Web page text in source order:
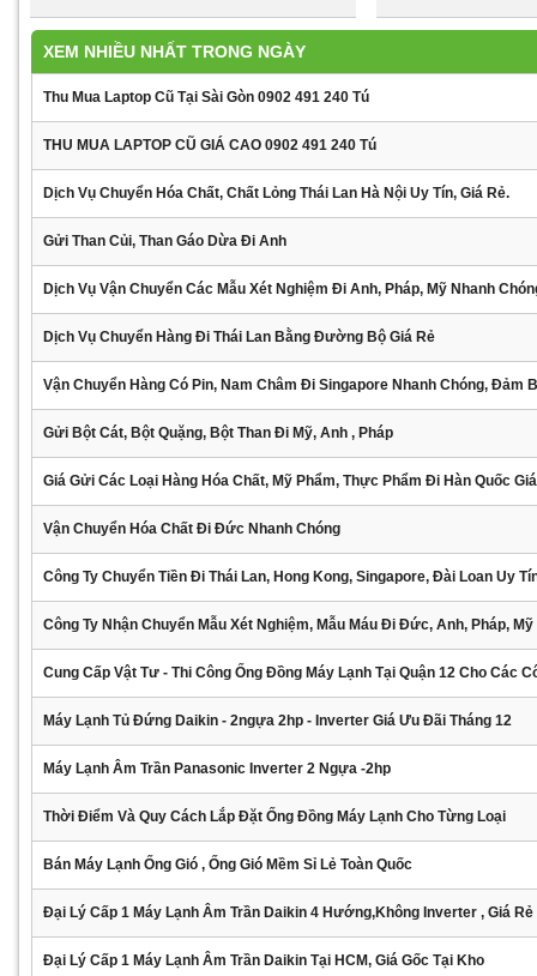
XEM NHIỀU NHẤT TRONG NGÀY
Thu Mua Laptop Cũ Tại Sài Gòn 0902 491 240 Tú
THU MUA LAPTOP CŨ GIÁ CAO 0902 491 240 Tú
Dịch Vụ Chuyển Hóa Chất, Chất Lỏng Thái Lan Hà Nội Uy Tín, Giá Rẻ.
Gửi Than Củi, Than Gáo Dừa Đi Anh
Dịch Vụ Vận Chuyển Các Mẫu Xét Nghiệm Đi Anh, Pháp, Mỹ Nhanh
Dịch Vụ Chuyển Hàng Đi Thái Lan Bằng Đường Bộ Giá Rẻ
Vận Chuyển Hàng Có Pin, Nam Châm Đi Singapore Nhanh Chóng, Đảm
Gửi Bột Cát, Bột Quặng, Bột Than Đi Mỹ, Anh , Pháp
Giá Gửi Các Loại Hàng Hóa Chất, Mỹ Phẩm, Thực Phẩm Đi Hàn Quốc
Vận Chuyển Hóa Chất Đi Đức Nhanh Chóng
Công Ty Chuyển Tiền Đi Thái Lan, Hong Kong, Singapore, Đài Loan Uy
Công Ty Nhận Chuyển Mẫu Xét Nghiệm, Mẫu Máu Đi Đức, Anh, Pháp, Mỹ
Cung Cấp Vật Tư - Thi Công Ống Đồng Máy Lạnh Tại Quận 12 Cho Các
Máy Lạnh Tủ Đứng Daikin - 2ngựa 2hp - Inverter Giá Ưu Đãi Tháng 12
Máy Lạnh Âm Trần Panasonic Inverter 2 Ngựa -2hp
Thời Điểm Và Quy Cách Lắp Đặt Ống Đồng Máy Lạnh Cho Từng Loại
Bán Máy Lạnh Ống Gió , Ống Gió Mềm Sỉ Lẻ Toàn Quốc
Đại Lý Cấp 1 Máy Lạnh Âm Trần Daikin 4 Hướng,không Inverter , Giá Rẻ
Đại Lý Cấp 1 Máy Lạnh Âm Trần Daikin Tại HCM, Giá Gốc Tại Kho